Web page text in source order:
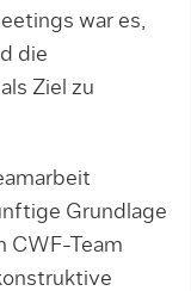
war es,
die
Ziel zu
Grundlage
CWF-Team